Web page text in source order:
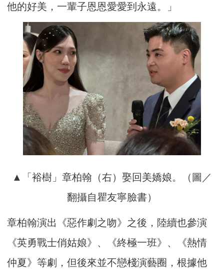
他的好美，一輩子恩恩愛愛到永遠。」
▲「裕樹」章柏翰（右）娶回美嬌娘。（圖／
翻攝自瞿友寧臉書）
章柏翰演出《惡作劇之吻》之後，陸續也參演
《英勇戰士俏姑娘》、《終極一班》、《熱情
仲夏》等劇，但後來並不戀棧演藝圈，根據他